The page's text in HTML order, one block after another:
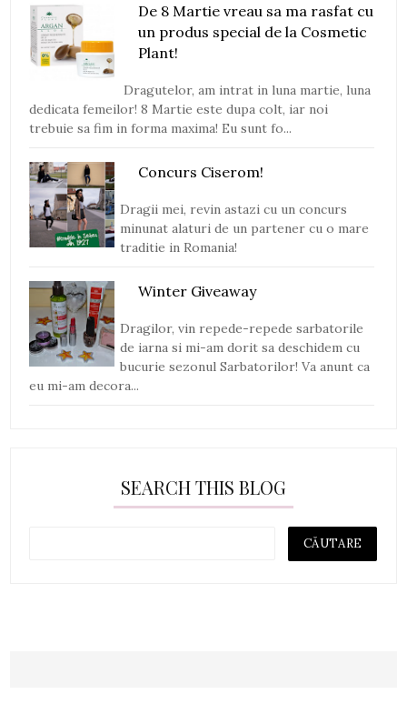
De 8 Martie vreau sa ma rasfat cu
un produs special de la Cosmetic
Plant!
Dragutelor, am intrat in luna martie, luna
dedicata femeilor! 8 Martie este dupa colt, iar noi
trebuie sa fim in forma maxima! Eu sunt fo...
Concurs Ciserom!
Dragii mei, revin astazi cu un concurs
minunat alaturi de un partener cu o mare
traditie in Romania!
Winter Giveaway
Dragilor, vin repede-repede sarbatorile
de iarna si mi-am dorit sa deschidem cu
bucurie sezonul Sarbatorilor! Va anunt ca
eu mi-am decora...
SEARCH THIS BLOG